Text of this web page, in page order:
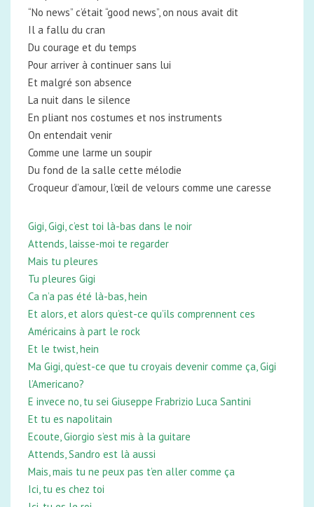
“No news” c’était “good news”, on nous avait dit
Il a fallu du cran
Du courage et du temps
Pour arriver à continuer sans lui
Et malgré son absence
La nuit dans le silence
En pliant nos costumes et nos instruments
On entendait venir
Comme une larme un soupir
Du fond de la salle cette mélodie
Croqueur d’amour, l’œil de velours comme une caresse
Gigi, Gigi, c’est toi là-bas dans le noir
Attends, laisse-moi te regarder
Mais tu pleures
Tu pleures Gigi
Ca n’a pas été là-bas, hein
Et alors, et alors qu’est-ce qu’ils comprennent ces
Américains à part le rock
Et le twist, hein
Ma Gigi, qu’est-ce que tu croyais devenir comme ça, Gigi
l’Americano?
E invece no, tu sei Giuseppe Frabrizio Luca Santini
Et tu es napolitain
Ecoute, Giorgio s’est mis à la guitare
Attends, Sandro est là aussi
Mais, mais tu ne peux pas t’en aller comme ça
Ici, tu es chez toi